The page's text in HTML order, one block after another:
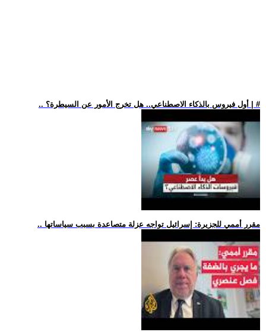
.. أول فيروس بالذكاء الاصطناعي.. هل تخرج الأمور عن السيطرة؟ | #
.. مقرر أممي للجزيرة: إسرائيل تواجه عزلة متصاعدة بسبب سياساتها